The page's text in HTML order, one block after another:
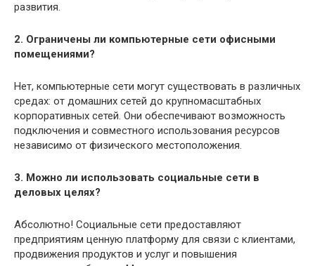
развития.
2. Ограничены ли компьютерные сети офисными
помещениями?
Нет, компьютерные сети могут существовать в различных
средах: от домашних сетей до крупномасштабных
корпоративных сетей. Они обеспечивают возможность
подключения и совместного использования ресурсов
независимо от физического местоположения.
3. Можно ли использовать социальные сети в
деловых целях?
Абсолютно! Социальные сети предоставляют
предприятиям ценную платформу для связи с клиентами,
продвижения продуктов и услуг и повышения